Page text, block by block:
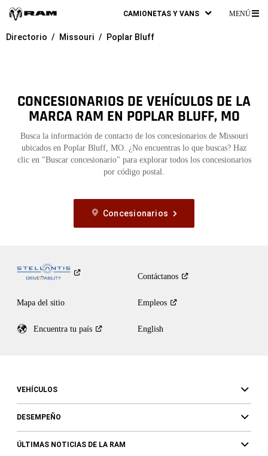
CAMIONETAS Y VANS MENÚ
Directorio Missouri Poplar Bluff
CONCESIONARIOS DE VEHÍCULOS DE LA
MARCA RAM EN POPLAR BLUFF, MO
Busca la información de contacto de los concesionarios de Missouri
ubicados en Poplar Bluff, MO. ¿No encuentras lo que buscas? Haz
clic en "Buscar concesionario" para explorar todos los concesionarios
por código postal.
Concesionarios
Contáctanos
Mapa del sitio Empleos
Encuentra tu país English
VEHÍCULOS
DESEMPEÑO
ÚLTIMAS NOTICIAS DE LA RAM